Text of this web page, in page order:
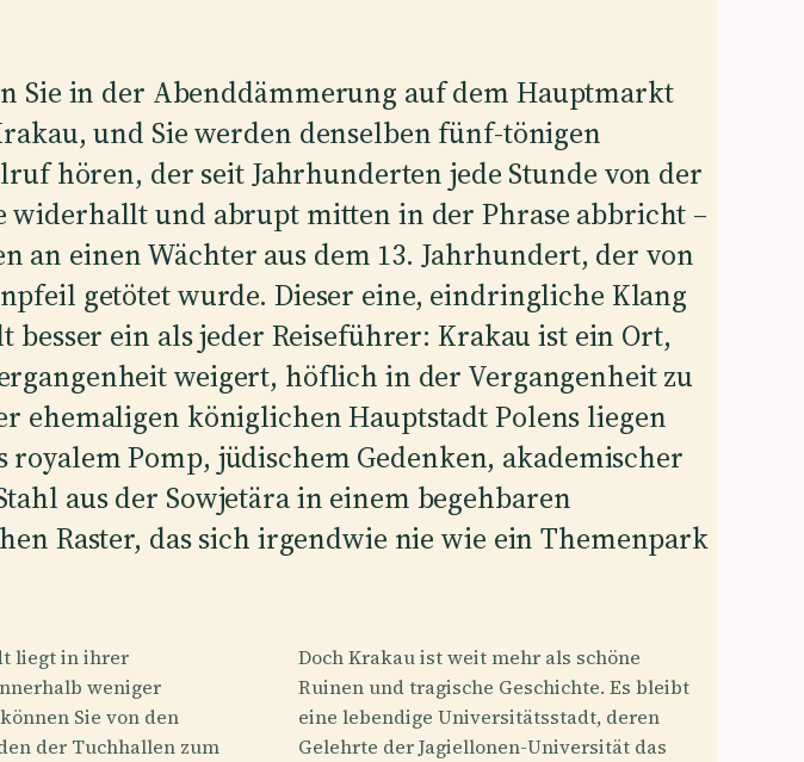
Sie in der Abenddämmerung auf dem Hauptmarkt
und Sie werden denselben fünf-tönigen
hören, der seit Jahrhunderten jede Stunde von der
und abrupt mitten in der Phrase abbricht –
an einen Wächter aus dem 13. Jahrhundert, der von
getötet wurde. Dieser eine, eindringliche Klang
besser ein als jeder Reiseführer: Krakau ist ein Ort,
weigert, höflich in der Vergangenheit zu
ehemaligen königlichen Hauptstadt Polens liegen
royalem Pomp, jüdischem Gedenken, akademischer
aus der Sowjetära in einem begehbaren
Raster, das sich irgendwie nie wie ein Themenpark
liegt in ihrer
weniger
Sie von den
der Tuchhallen zum
Doch Krakau ist weit mehr als schöne
Ruinen und tragische Geschichte. Es bleibt
eine lebendige Universitätsstadt, deren
Gelehrte der Jagiellonen-Universität das